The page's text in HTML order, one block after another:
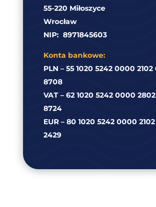
55-220 Miłoszyce
Wrocław
NIP: 8971845603
Konta bankowe:
PLN – 55 1020 5242 0000 2102
8708
VAT – 62 1020 5242 0000
8724
EUR – 80 1020 5242 0000
2429